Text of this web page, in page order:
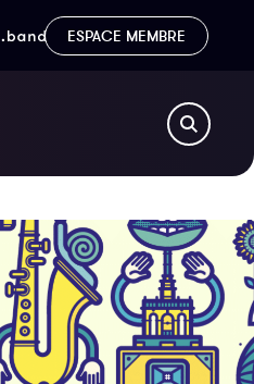
ESPACE MEMBRE